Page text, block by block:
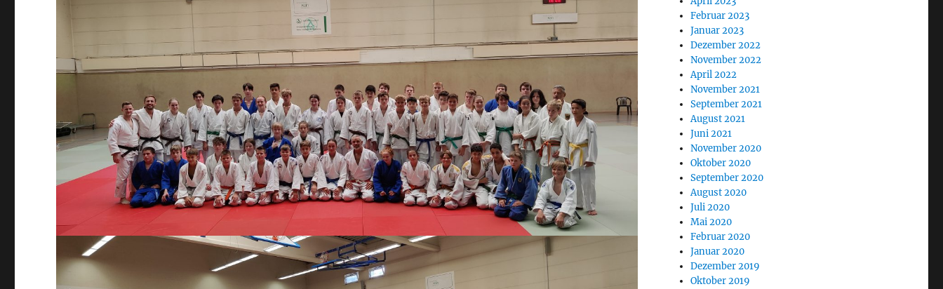
Februar 2023
Januar 2023
Dezember 2022
November 2022
April 2022
November 2021
September 2021
August 2021
Juni 2021
November 2020
Oktober 2020
September 2020
August 2020
Juli 2020
Mai 2020
Februar 2020
Januar 2020
Dezember 2019
Oktober 2019